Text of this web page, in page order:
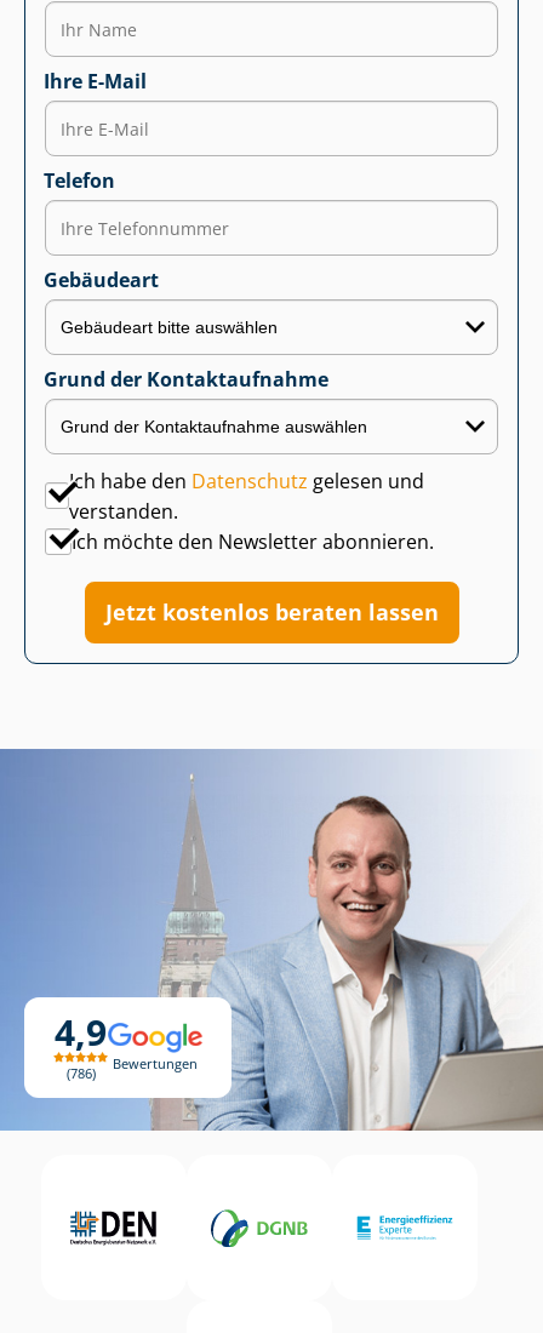
4,9
786
Bewertungen
Ihre E-Mail
Telefon
Gebäudeart
Grund der Kontaktaufnahme
Ich habe den Datenschutz gelesen und
verstanden.
Ich möchte den Newsletter abonnieren.
Jetzt kostenlos beraten lassen